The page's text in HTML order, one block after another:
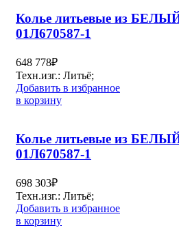
Колье литьевые из
01Л670587-1
648 778₽
Техн.изг.: Литьё;
Добавить в избранное
в корзину
Колье литьевые из
01Л670587-1
698 303₽
Техн.изг.: Литьё;
Добавить в избранное
в корзину